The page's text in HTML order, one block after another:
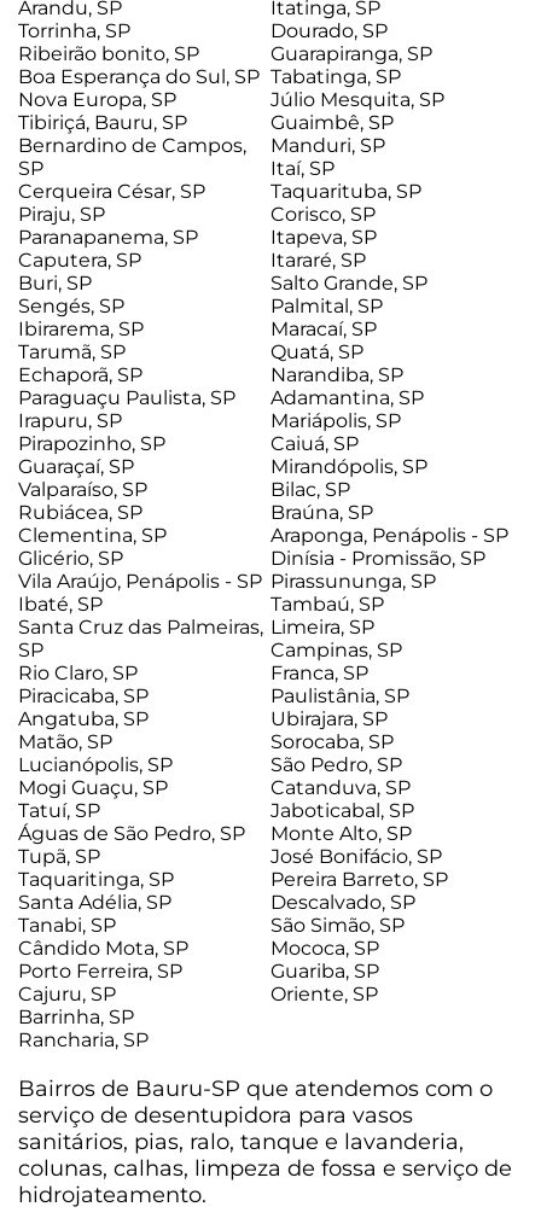
Arandu, SP
Itatinga, SP
Torrinha, SP
Dourado, SP
Ribeirão bonito, SP
Guarapiranga, SP
Boa Esperança do Sul, SP Tabatinga, SP
Nova Europa, SP
Júlio Mesquita, SP
Tibiriçá, Bauru, SP
Guaimbê, SP
Bernardino de Campos,
SP
Manduri, SP
Cerqueira César, SP
Itaí, SP
Piraju, SP
Taquarituba, SP
Paranapanema, SP
Corisco, SP
Caputera, SP
Itapeva, SP
Buri, SP
Itararé, SP
Sengés, SP
Salto Grande, SP
Ibirarema, SP
Palmital, SP
Tarumã, SP
Maracaí, SP
Echaporã, SP
Quatá, SP
Paraguaçu Paulista, SP
Narandiba, SP
Irapuru, SP
Adamantina, SP
Pirapozinho, SP
Mariápolis, SP
Guaraçaí, SP
Caiuá, SP
Valparaíso, SP
Mirandópolis, SP
Rubiácea, SP
Bilac, SP
Clementina, SP
Braúna, SP
Glicério, SP
Araponga, Penápolis - SP
Vila Araújo, Penápolis - SP
Dinísia - Promissão, SP
Ibaté, SP
Pirassununga, SP
Santa Cruz das Palmeiras,
SP
Tambaú, SP
Rio Claro, SP
Limeira, SP
Piracicaba, SP
Campinas, SP
Angatuba, SP
Franca, SP
Matão, SP
Paulistânia, SP
Lucianópolis, SP
Ubirajara, SP
Mogi Guaçu, SP
Sorocaba, SP
Tatuí, SP
São Pedro, SP
Águas de São Pedro, SP
Catanduva, SP
Tupã, SP
Jaboticabal, SP
Taquaritinga, SP
Monte Alto, SP
Santa Adélia, SP
José Bonifácio, SP
Tanabi, SP
Pereira Barreto, SP
Cândido Mota, SP
Descalvado, SP
Porto Ferreira, SP
São Simão, SP
Cajuru, SP
Mococa, SP
Barrinha, SP
Guariba, SP
Rancharia, SP
Oriente, SP
Bairros de Bauru-SP que atendemos com o
serviço de desentupidora para vasos
sanitários, pias, ralo, tanque e lavanderia,
colunas, calhas, limpeza de fossa e serviço de
hidrojateamento.